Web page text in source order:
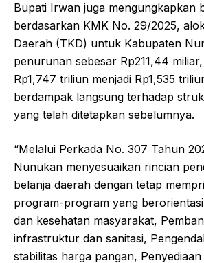
Bupati Irwan juga mengungkapkan
berdasarkan KMK No. 29/2025,
Daerah (TKD) untuk Kabupaten
penurunan sebesar Rp211,44
Rp1,747 triliun menjadi Rp1,535
berdampak langsung terhadap
yang telah ditetapkan sebelumnya.
“Melalui Perkada No. 307 Tahun
Nunukan menyesuaikan rincian
belanja daerah dengan tetap
program-program yang
dan kesehatan masyarakat,
infrastruktur dan sanitasi,
stabilitas harga pangan,